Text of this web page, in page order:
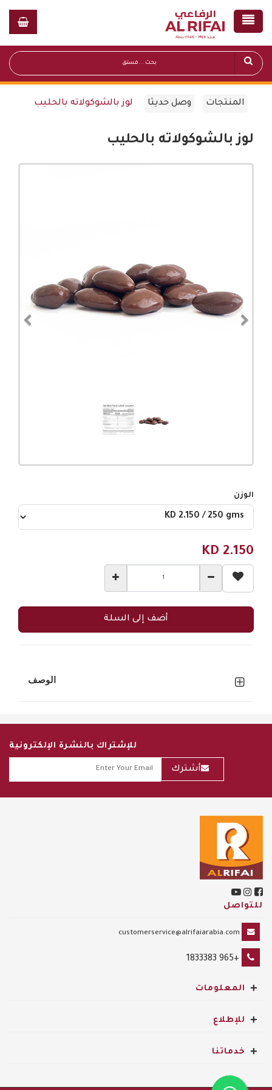
المنتجات وصل حديثا لوز بالشوكولاته بالحليب
لوز بالشوكولاته بالحليب
Next
الوزن
KD 2.150
أضف إلى السلة
الوصف
للإشتراك بالنشرة الإلكترونية
أشترك
للتواصل
customerservice@alrifaiarabia.com
+965 1833383
المعلومات +
للإطلاع +
خدماتنا +